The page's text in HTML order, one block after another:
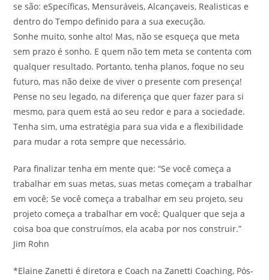
se são: eSpecíficas, Mensuráveis, Alcançaveis, Realisticas e
dentro do Tempo definido para a sua execução.
Sonhe muito, sonhe alto! Mas, não se esqueça que meta
sem prazo é sonho. E quem não tem meta se contenta com
qualquer resultado. Portanto, tenha planos, foque no seu
futuro, mas não deixe de viver o presente com presença!
Pense no seu legado, na diferença que quer fazer para si
mesmo, para quem está ao seu redor e para a sociedade.
Tenha sim, uma estratégia para sua vida e a flexibilidade
para mudar a rota sempre que necessário.
Para finalizar tenha em mente que: “Se você começa a
trabalhar em suas metas, suas metas começam a trabalhar
em você; Se você começa a trabalhar em seu projeto, seu
projeto começa a trabalhar em você; Qualquer que seja a
coisa boa que construímos, ela acaba por nos construir.”
Jim Rohn
*Elaine Zanetti é diretora e Coach na Zanetti Coaching, Pós-